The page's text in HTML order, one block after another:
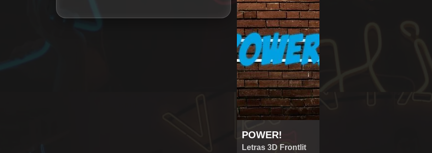
POWER!
Letras 3D Frontlit